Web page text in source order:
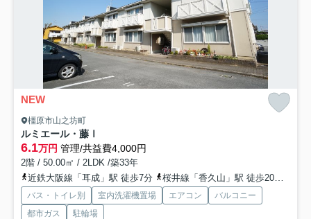
NEW
橿原市山之坊町
ルミエール・藤Ⅰ
6.1万円 管理/共益費4,000円
2階 / 50.00㎡ / 2LDK /築33年
近鉄大阪線「耳成」駅 徒歩7分
桜井線「香久山」駅 徒歩20分
バス・トイレ別 室内洗濯機置場 エアコン
バルコニー
都市ガス
駐輪場